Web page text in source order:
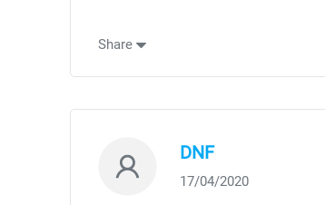
Share
DNF
17/04/2020